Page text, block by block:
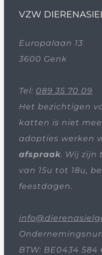
VZW
Europalaan 13
3600 Genk
Tel: 089 35 70 09
Het bezichtigen
katten is niet
adopties werken
afspraak. Wij zijn
van 15u tot 18u,
feestdagen.
BTW: BE0434 584